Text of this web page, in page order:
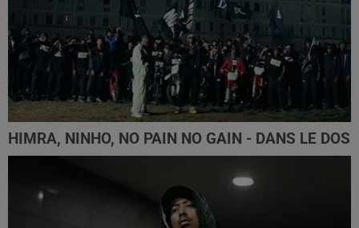
HIMRA, NINHO, NO PAIN NO GAIN - DANS LE DOS